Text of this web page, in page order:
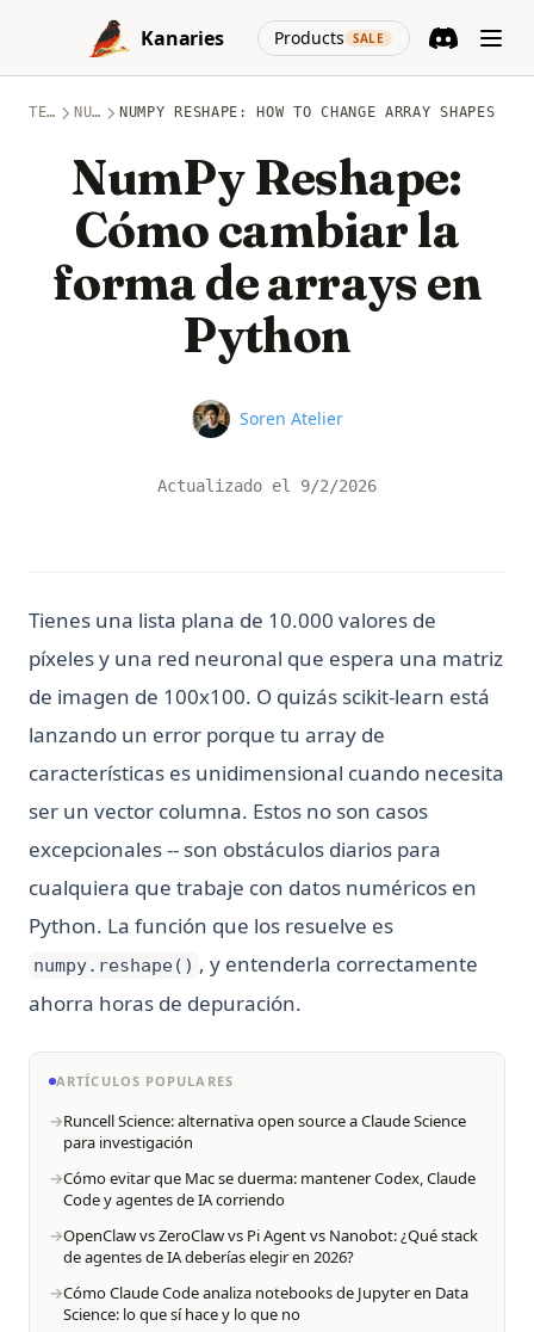
Skip to content
Kanaries
Products SALE
(opens in a
TEMAS NUMPY NUMPY RESHAPE: HOW TO CHANGE ARRAY SHAPES IN
NumPy Reshape:
Cómo cambiar la
forma de arrays en
Python
Name
Soren Atelier
Actualizado el 9/2/2026
Tienes una lista plana de 10.000 valores de
píxeles y una red neuronal que espera una matriz
de imagen de 100x100. O quizás scikit-learn está
lanzando un error porque tu array de
características es unidimensional cuando necesita
ser un vector columna. Estos no son casos
excepcionales -- son obstáculos diarios para
cualquiera que trabaje con datos numéricos en
Python. La función que los resuelve es
numpy.reshape() , y entenderla correctamente
ahorra horas de depuración.
ARTÍCULOS POPULARES
Runcell Science: alternativa open source a Claude Science
para investigación
Cómo evitar que Mac se duerma: mantener Codex, Claude
Code y agentes de IA corriendo
OpenClaw vs ZeroClaw vs Pi Agent vs Nanobot: ¿Qué stack
de agentes de IA deberías elegir en 2026?
Cómo Claude Code analiza notebooks de Jupyter en Data
Science: lo que sí hace y lo que no